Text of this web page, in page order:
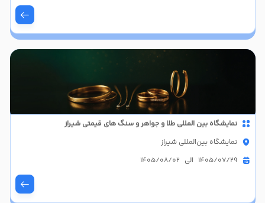
نمایشگاه بین المللی طلا و جواهر و سنگ های قیمتی شیراز
نمایشگاه بین‌المللی شیراز
1405/07/29 الی 1405/08/02